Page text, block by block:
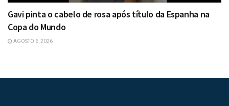
Gavi pinta o cabelo de rosa após título da Espanha na
Copa do Mundo
AGOSTO 6, 2026